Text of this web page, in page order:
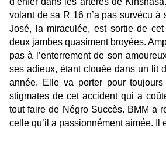
volant de sa R 16 n’a pas survécu à
José, la miraculée, est sortie de
deux jambes quasiment broyées.
pas à l’enterrement de son
ses adieux, étant clouée dans un lit
année. Elle va porter pour
stigmates de cet accident qui a
tout faire de Négro Succès. BMM a
celle qu’il a passionnément aimée. Il